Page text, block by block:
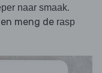
naar smaak.
meng de rasp